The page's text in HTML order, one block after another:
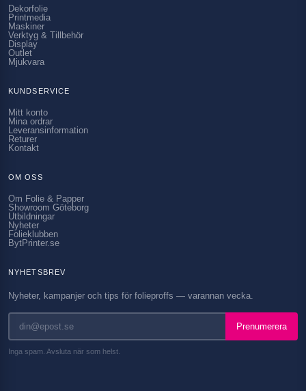
Dekorfolie
Printmedia
Maskiner
Verktyg & Tillbehör
Display
Outlet
Mjukvara
KUNDSERVICE
Mitt konto
Mina ordrar
Leveransinformation
Returer
Kontakt
OM OSS
Om Folie & Papper
Showroom Göteborg
Utbildningar
Nyheter
Folieklubben
BytPrinter.se
NYHETSBREV
Nyheter, kampanjer och tips för folieproffs — varannan vecka.
Prenumerera
Inga spam. Avsluta när som helst.